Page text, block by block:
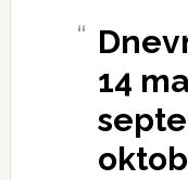
14